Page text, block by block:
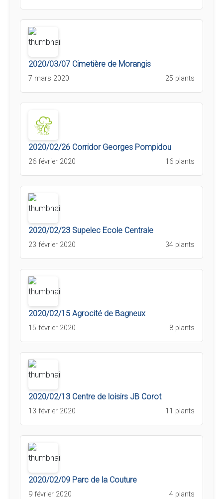
2020/03/07 Cimetière de Morangis
7 mars 2020 25 plants
2020/02/26 Corridor Georges Pompidou
26 février 2020 16 plants
2020/02/23 Supelec Ecole Centrale
23 février 2020 34 plants
2020/02/15 Agrocité de Bagneux
15 février 2020 8 plants
2020/02/13 Centre de loisirs JB Corot
13 février 2020 11 plants
2020/02/09 Parc de la Couture
9 février 2020 4 plants